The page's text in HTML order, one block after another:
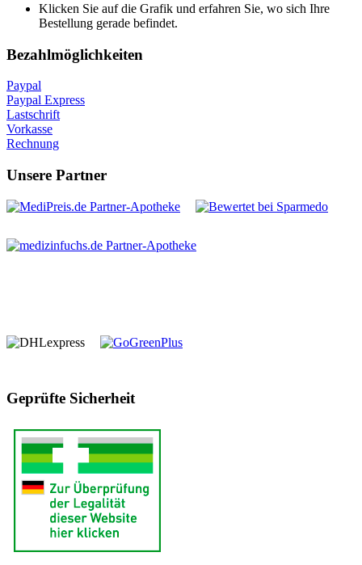
Klicken Sie auf die Grafik und erfahren Sie, wo sich Ihre
Bestellung gerade befindet.
Bezahlmöglichkeiten
Paypal
Paypal Express
Lastschrift
Vorkasse
Rechnung
Unsere Partner
Geprüfte Sicherheit